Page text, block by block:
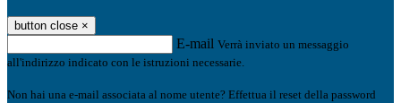
button close ×
E-mail Verrà inviato un messaggio
all'indirizzo indicato con le istruzioni necessarie.
Non hai una e-mail associata al nome utente? Effettua il reset della password